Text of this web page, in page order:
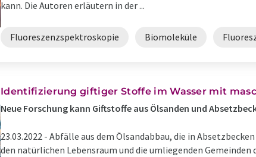
kann. Die Autoren erläutern in der ...
Fluoreszenzspektroskopie Biomoleküle
Identifizierung giftiger Stoffe im Wasser mit
Neue Forschung kann Giftstoffe aus Ölsanden und
23.03.2022 - Abfälle aus dem Ölsandabbau, die in
den natürlichen Lebensraum und die umliegenden Gemeinden